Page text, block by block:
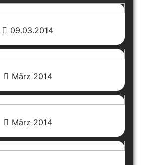
09.03.2014
März 2014
März 2014